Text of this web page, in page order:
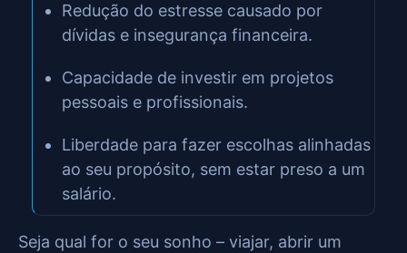
Redução do estresse causado por
dívidas e insegurança financeira.
Capacidade de investir em projetos
pessoais e profissionais.
Liberdade para fazer escolhas alinhadas
ao seu propósito, sem estar preso a um
salário.
Seja qual for o seu sonho – viajar, abrir um